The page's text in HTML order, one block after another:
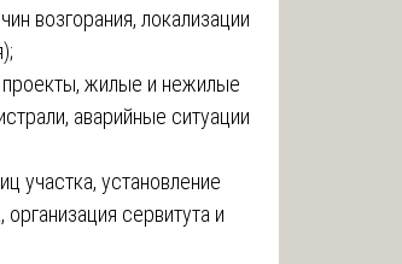
возгорания, локализации
проекты, жилые и нежилые
аварийные ситуации
участка, установление
сервитута и